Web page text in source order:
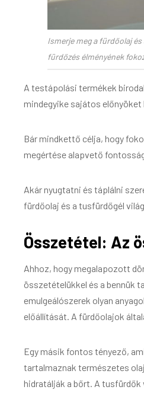
Ismerje meg a fürdőolaj
fürdőzés élményének
A testápolási termékek
mindegyike sajátos előnyöket
Bár mindkettő célja, hogy
megértése alapvető
Akár nyugtatni és táplálni
fürdőolaj és a tusfürdőgél
Összetétel: Az
Ahhoz, hogy megalapozott
összetételükkel és a bennük
emulgeálószerek olyan
előállítását. A fürdőolajok
Egy másik fontos tényező,
tartalmaznak természetes
hidratálják a bőrt. A